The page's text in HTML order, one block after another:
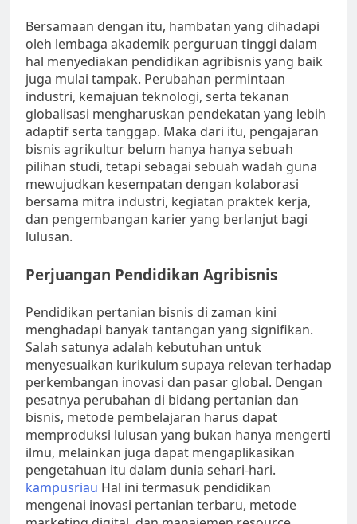
Bersamaan dengan itu, hambatan yang dihadapi
oleh lembaga akademik perguruan tinggi dalam
hal menyediakan pendidikan agribisnis yang baik
juga mulai tampak. Perubahan permintaan
industri, kemajuan teknologi, serta tekanan
globalisasi mengharuskan pendekatan yang lebih
adaptif serta tanggap. Maka dari itu, pengajaran
bisnis agrikultur belum hanya hanya sebuah
pilihan studi, tetapi sebagai sebuah wadah guna
mewujudkan kesempatan dengan kolaborasi
bersama mitra industri, kegiatan praktek kerja,
dan pengembangan karier yang berlanjut bagi
lulusan.
Perjuangan Pendidikan Agribisnis
Pendidikan pertanian bisnis di zaman kini
menghadapi banyak tantangan yang signifikan.
Salah satunya adalah kebutuhan untuk
menyesuaikan kurikulum supaya relevan terhadap
perkembangan inovasi dan pasar global. Dengan
pesatnya perubahan di bidang pertanian dan
bisnis, metode pembelajaran harus dapat
memproduksi lulusan yang bukan hanya mengerti
ilmu, melainkan juga dapat mengaplikasikan
pengetahuan itu dalam dunia sehari-hari.
kampusriau Hal ini termasuk pendidikan
mengenai inovasi pertanian terbaru, metode